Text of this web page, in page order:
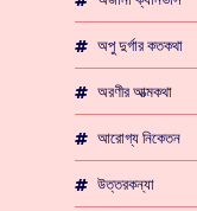
অপু দুর্গার কতকথা
অরণীর আত্মকথা
আরোগ্য নিকেতন
উত্তরকন্যা